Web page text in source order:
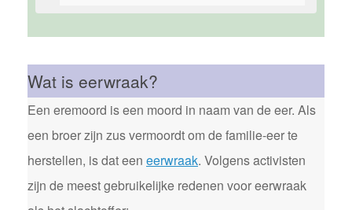
Wat is eerwraak?
Een eremoord is een moord in naam van de eer. Als
een broer zijn zus vermoordt om de familie-eer te
herstellen, is dat een eerwraak. Volgens activisten
zijn de meest gebruikelijke redenen voor eerwraak